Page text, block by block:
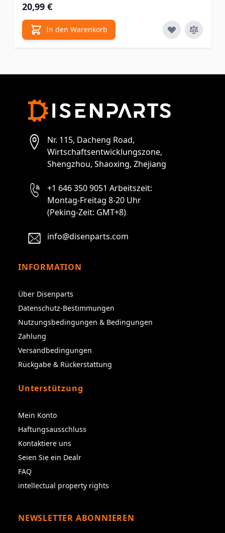
20,99 €
In den Warenkorb
Nr. 115, Dacheng Road,
Wirtschaftsentwicklungszone,
Shengzhou, Shaoxing, Zhejiang
+1 646 350 9051 Arbeitszeit:
Montag-Freitag 8-20 Uhr
(Peking-Zeit: GMT+8)
info@disenparts.com
INFORMATION
Über Disenparts
Datenschutz-Bestimmungen
Nutzungsbedingungen & Bedingungen
Zahlung
Versandbedingungen
Rückgabe & Rückerstattung
Unterstützung
Mein Konto
Haftungsausschluss
Kontaktiere uns
Seien Sie ein Dealr
FAQ
intellectual property rights
NEWSLETTER ABONNIEREN